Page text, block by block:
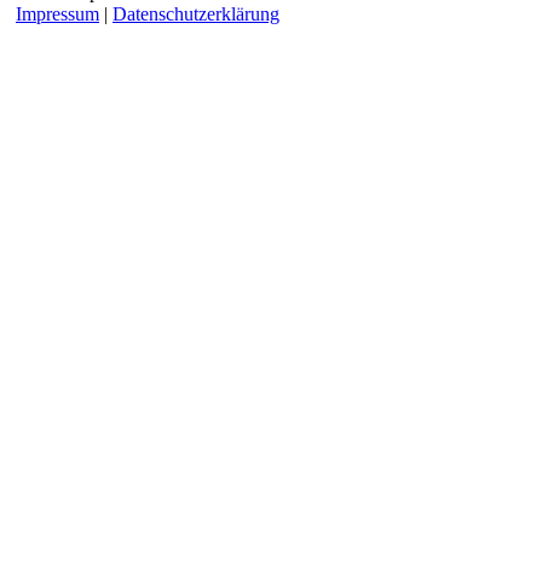
Impressum | Datenschutzerklärung